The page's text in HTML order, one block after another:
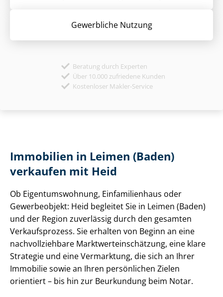
Gewerbliche Nutzung
Beratung durch Experten
Über 10.000 zufriedene Kunden
Kostenloser Makler-Service
Immobilien in Leimen (Baden)
verkaufen mit Heid
Ob Ei­gen­tums­woh­nung, Einfamilienhaus oder
Gewerbeobjekt: Heid begleitet Sie in Leimen (Baden)
und der Region zuverlässig durch den gesamten
Verkaufsprozess. Sie erhalten von Beginn an eine
nach­voll­zieh­ba­re Markt­wert­ein­schät­zung, eine klare
Strategie und eine Vermarktung, die sich an Ihrer
Immobilie sowie an Ihren persönlichen Zielen
orientiert – bis hin zur Beurkundung beim Notar.